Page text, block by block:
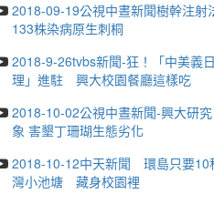
2018-09-19公視中晝新聞樹幹注射
133株染病原生刺桐
2018-9-26tvbs新聞-狂！「中美義
理」進駐 興大校園餐廳這樣吃
2018-10-02公視中晝新聞-興大研
象 害墾丁珊瑚生態劣化
2018-10-12中天新聞 環島只要10
灣小池塘 藏身校園裡